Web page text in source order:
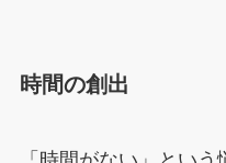
時間の創出